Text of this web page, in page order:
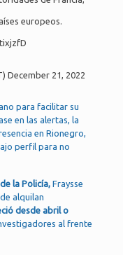
europeos.
December 21, 2022
para facilitar su
en las alertas, la
en Rionegro,
perfil para no
la Policía, Fraysse
alquilan
desde abril o
al frente